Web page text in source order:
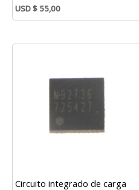
USD$ 55,00
Circuito integrado de carga